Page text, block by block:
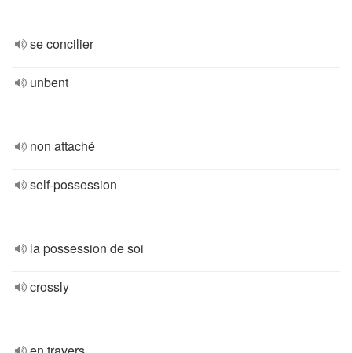
se concilier
unbent
non attaché
self-possession
la possession de soi
crossly